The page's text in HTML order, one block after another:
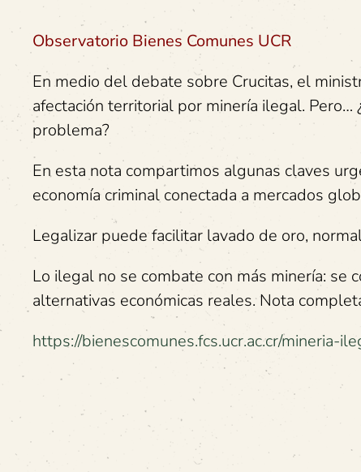
Observatorio Bienes Comunes UCR
En medio del debate sobre Crucitas, el
afectación territorial por minería ilegal.
problema?
En esta nota compartimos algunas claves
economía criminal conectada a mercados
Legalizar puede facilitar lavado de oro,
Lo ilegal no se combate con más minería: se
alternativas económicas reales. Nota
https://bienescomunes.fcs.ucr.ac.cr/